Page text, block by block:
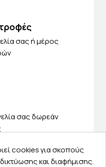
σας ή μέρος
σας δωρεάν
cookies για σκοπούς
και διαφήμισης.